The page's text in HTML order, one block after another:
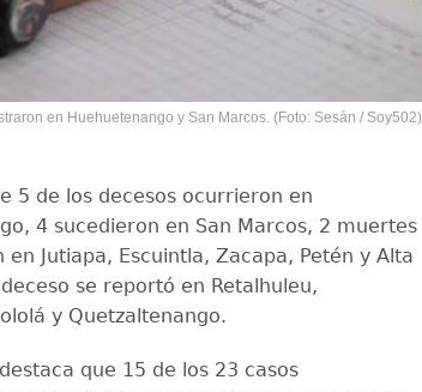
en Huehuetenango y San Marcos. (Foto: Sesán / Soy502)
5 de los decesos ocurrieron en
4 sucedieron en San Marcos, 2 muertes
en Jutiapa, Escuintla, Zacapa, Petén y Alta
se reportó en Retalhuleu,
y Quetzaltenango.
que 15 de los 23 casos